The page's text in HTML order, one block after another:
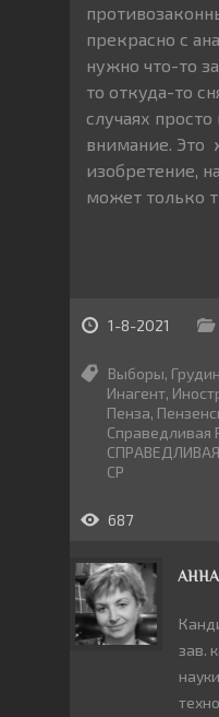
прекрасно с
нужно что-то
то откуда-то
случаях
внимание. Это
изобретение,
может только
1-8-2021
Выборы,
Инагент,
Пенза,
Справедливая
СР
687
зав.